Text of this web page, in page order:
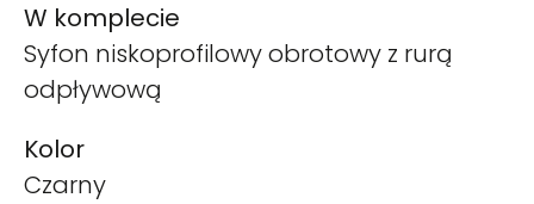
W komplecie
Syfon niskoprofilowy obrotowy z rurą
odpływową
Kolor
Czarny